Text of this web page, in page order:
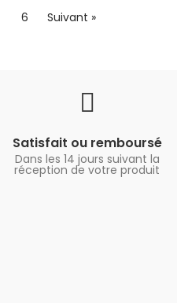
6 Suivant »
Satisfait ou remboursé
Dans les 14 jours suivant la
réception de votre produit